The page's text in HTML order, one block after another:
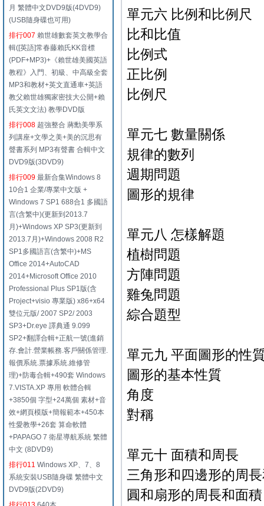
月 繁體中文DVD9版(4DVD9)
(USB隨身碟也可用)
排行007 賴世雄數套英文教學合
輯([英語]常春藤賴氏KK音標
(PDF+MP3)+《賴世雄美國英語
教程》入門、初級、中高級全套
MP3和教材+英文直通車+英語
教父賴世雄獨家密技大公開+賴
氏英文文法) 教學DVD版
排行008 超強整合 蔣勳美學系
列講座+文學之美+美的沉思有
聲書系列 MP3有聲書 合輯中文
DVD9版(3DVD9)
排行009 最新合集Windows 8
10合1 企業/專業中文版 +
Windows 7 SP1 688合1 多國語
言(含繁中)(更新到2013.7
月)+Windows XP SP3(更新到
2013.7月)+Windows 2008 R2
SP1多國語言(含繁中)+MS
Office 2014+AutoCAD
2014+Microsoft Office 2010
Professional Plus SP1版(含
Project+visio 專業版) x86+x64
雙位元版/ 2007 SP2/ 2003
SP3+Dr.eye 譯典通 9.099
SP2+翻譯合輯+正航一號(進銷
存.會計.營業帳務.客戶關係管理.
報價系統.票據系統.維修管
理)+防毒合輯+490套 Windows
7.VISTA.XP 專用 軟體合輯
+3850個 字型+24萬個 素材+音
效+網頁模版+簡報範本+450本
性愛教學+26套 算命軟體
+PAPAGO 7 衛星導航系統 繁體
中文 (8DVD9)
排行011 Windows XP、7、8
系統安裝USB隨身碟 繁體中文
DVD9版(2DVD9)
單元六 比例和比例尺
比和比值
比例式
正比例
比例尺
單元七 數量關係
規律的數列
週期問題
圖形的規律
單元八 怎樣解題
植樹問題
方陣問題
雞兔問題
綜合題型
單元九 平面圖形的性
圖形的基本性質
角度
對稱
單元十 面積和周長
三角形和四邊形的周
圓和扇形的周長和面積